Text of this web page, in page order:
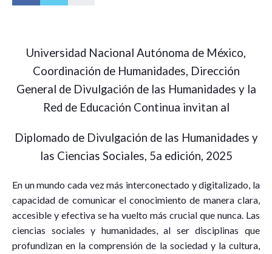
Universidad Nacional Autónoma de México,
Coordinación de Humanidades, Dirección
General de Divulgación de las Humanidades y la
Red de Educación Continua invitan al
Diplomado de Divulgación de las Humanidades y
las Ciencias Sociales, 5a edición, 2025
En un mundo cada vez más interconectado y digitalizado, la
capacidad de comunicar el conocimiento de manera clara,
accesible y efectiva se ha vuelto más crucial que nunca. Las
ciencias sociales y humanidades, al ser disciplinas que
profundizan en la comprensión de la sociedad y la cultura,